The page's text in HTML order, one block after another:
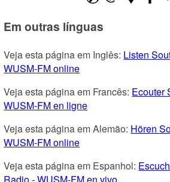
Em outras línguas
Veja esta página em Inglês: Listen
WUSM-FM online
Veja esta página em Francês: Ecouter
WUSM-FM en ligne
Veja esta página em Alemão: Hören
WUSM-FM online
Veja esta página em Espanhol:
Radio - WUSM-FM en vivo